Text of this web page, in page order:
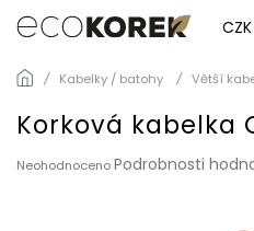
Přejít
obsah
CZK
Kabelky / batohy Větší
Korková kabelka
Průměrné
NeohodnocenoPodrobnosti